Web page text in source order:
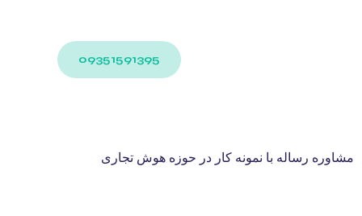
09351591395
مشاوره رساله با نمونه کار در حوزه هوش تجاری